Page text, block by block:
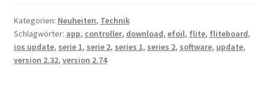
Kategorien: Neuheiten, Technik
Schlagwörter: app, controller, download, efoil, flite, fliteboard,
ios update, serie 1, serie 2, series 1, series 2, software, update,
version 2.32, version 2.74